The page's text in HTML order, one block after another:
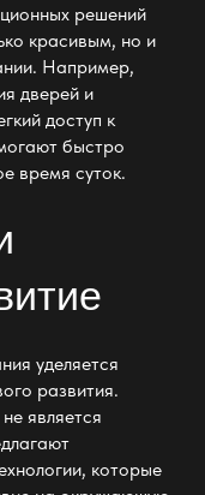
решений
красивым, но и
Например,
дверей и
доступ к
быстро
время суток.
уделяется
развития.
является
которые